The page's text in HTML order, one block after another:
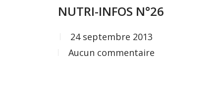
NUTRI-INFOS N°26
24 septembre 2013
Aucun commentaire